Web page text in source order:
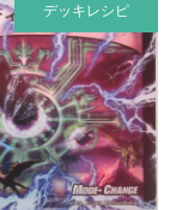
デッキレシピ